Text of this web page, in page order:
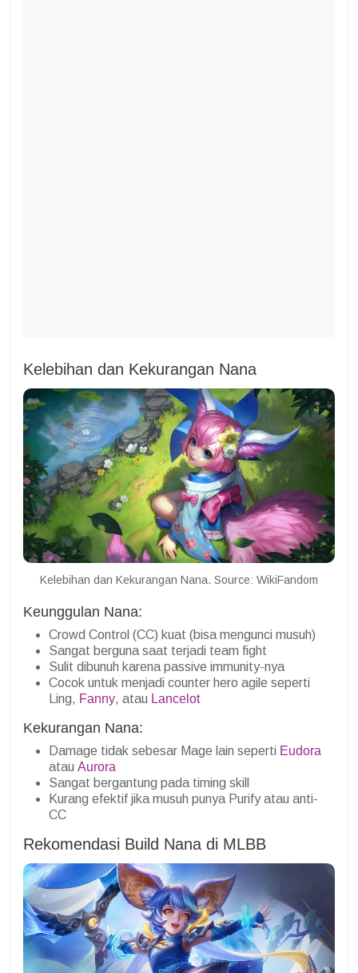
Kelebihan dan Kekurangan Nana
Kelebihan dan Kekurangan Nana. Source: WikiFandom
Keunggulan Nana:
Crowd Control (CC) kuat (bisa mengunci musuh)
Sangat berguna saat terjadi team fight
Sulit dibunuh karena passive immunity-nya
Cocok untuk menjadi counter hero agile seperti
Ling, Fanny, atau Lancelot
Kekurangan Nana:
Damage tidak sebesar Mage lain seperti Eudora
atau Aurora
Sangat bergantung pada timing skill
Kurang efektif jika musuh punya Purify atau anti-
CC
Rekomendasi Build Nana di MLBB